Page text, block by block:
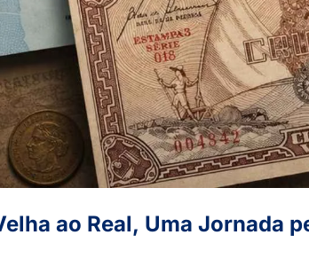
ao Real, Uma Jornada